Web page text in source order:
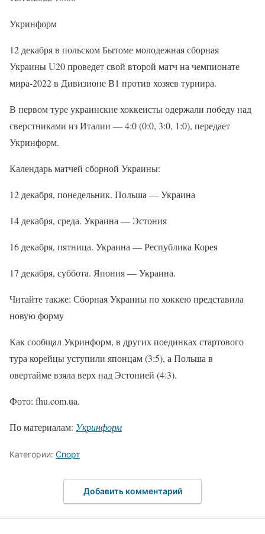
Укринформ
12 декабря в польском Бытоме молодежная сборная
Украины U20 проведет свой второй матч на чемпионате
мира-2022 в Дивизионе В1 против хозяев турнира.
В первом туре украинские хоккеисты одержали победу над
сверстниками из Италии — 4:0 (0:0, 3:0, 1:0), передает
Укринформ.
Календарь матчей сборной Украины:
12 декабря, понедельник. Польша — Украина
14 декабря, среда. Украина — Эстония
16 декабря, пятница. Украина — Республика Корея
17 декабря, суббота. Япония — Украина.
Читайте также: Сборная Украины по хоккею представила
новую форму
Как сообщал Укринформ, в других поединках стартового
тура корейцы уступили японцам (3:5), а Польша в
овертайме взяла верх над Эстонией (4:3).
Фото: fhu.com.ua.
По материалам: Укринформ
Категории: Спорт
Добавить комментарий